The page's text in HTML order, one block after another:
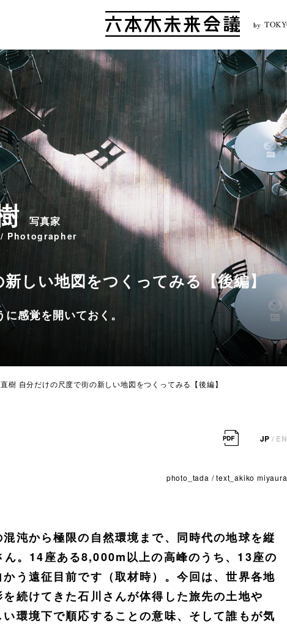
by
写真家
Photographer
しい地図をつくってみる【後編】
感覚を開いておく。
樹 自分だけの尺度で街の新しい地図をつくってみる【後編】
JP / EN
photo_tada / text_akiko miyaura
沌から極限の自然環境まで、同時代の地球を縦
ん。14座ある8,000m以上の高峰のうち、13座の
う遠征目前です（取材時）。今回は、世界各地
続けてきた石川さんが体得した旅先の土地や
環境下で順応することの意味、そして誰もが気